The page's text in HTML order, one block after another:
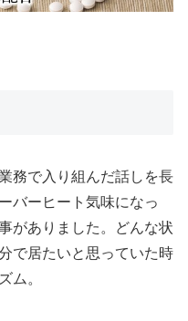
務で入り組んだ話しを長
バーヒート気味になっ
がありました。どんな状
で居たいと思っていた時
ム。